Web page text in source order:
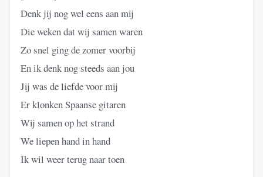
Denk jij nog wel eens aan mij
Die weken dat wij samen waren
Zo snel ging de zomer voorbij
En ik denk nog steeds aan jou
Jij was de liefde voor mij
Er klonken Spaanse gitaren
Wij samen op het strand
We liepen hand in hand
Ik wil weer terug naar toen